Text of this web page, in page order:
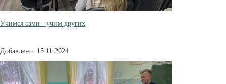
Учимся сами - учим других
Добавлено: 15.11.2024